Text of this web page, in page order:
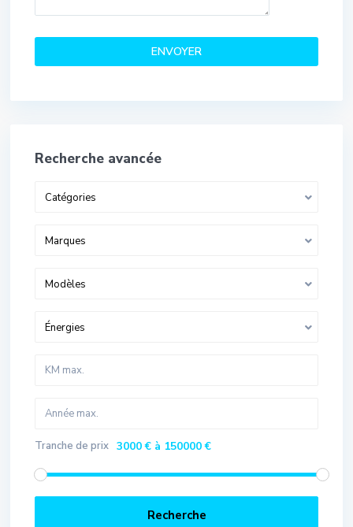
Recherche avancée
Catégories
Marques
Modèles
Énergies
Tranche de prix 3000 € à 150000 €
Recherche